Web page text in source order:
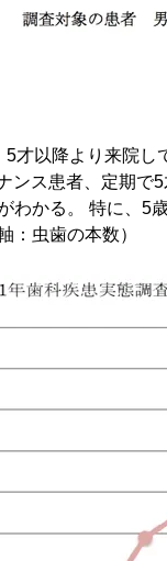
才以降より来院
ンス患者、定期
わかる。 特に、
：虫歯の本数）